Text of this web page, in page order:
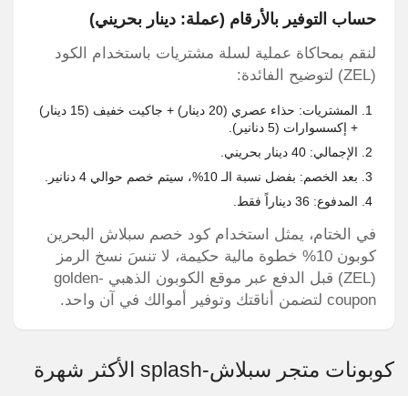
حساب التوفير بالأرقام (عملة: دينار بحريني)
لنقم بمحاكاة عملية لسلة مشتريات باستخدام الكود
(ZEL) لتوضيح الفائدة:
المشتريات: حذاء عصري (20 دينار) + جاكيت خفيف (15 دينار)
+ إكسسوارات (5 دنانير).
الإجمالي: 40 دينار بحريني.
بعد الخصم: بفضل نسبة الـ 10%، سيتم خصم حوالي 4 دنانير.
المدفوع: 36 ديناراً فقط.
في الختام، يمثل استخدام كود خصم سبلاش البحرين
كوبون 10% خطوة مالية حكيمة، لا تنسَ نسخ الرمز
(ZEL) قبل الدفع عبر موقع الكوبون الذهبي golden-
coupon لتضمن أناقتك وتوفير أموالك في آن واحد.
كوبونات متجر سبلاش-splash الأكثر شهرة